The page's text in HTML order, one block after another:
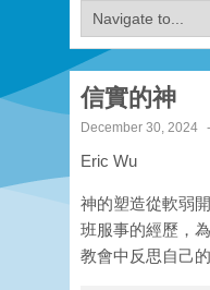
信實的神
December 30, 2024 -
Eric Wu
神的塑造從軟弱
班服事的經歷，
教會中反思自己